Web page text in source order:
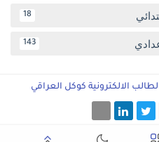
18
143
الالكترونية كوكل العراقي